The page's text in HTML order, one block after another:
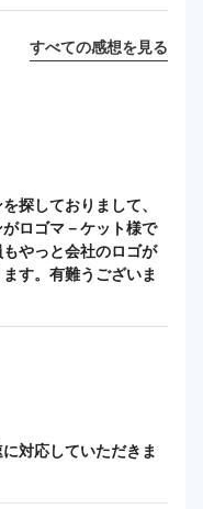
すべての感想を見る
探しておりまして、
ロゴマ－ケット様で
やっと会社のロゴが
す。有難うございま
対応していただきま